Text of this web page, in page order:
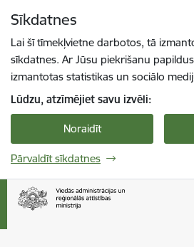
Sīkdatnes
Lai šī tīmekļvietne darbotos, tā
sīkdatnes. Ar Jūsu piekrišanu
izmantotas statistikas un sociālo
Lūdzu, atzīmējiet savu izvēli:
Noraidīt
Pārvaldīt sīkdatnes